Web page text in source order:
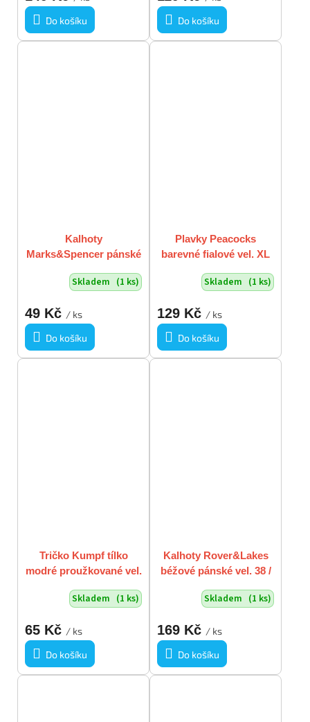
Do košíku
Do košíku
Kalhoty
Marks&Spencer pánské
Skladem (1 ks)
49 Kč / ks
Do košíku
Plavky Peacocks
barevné fialové vel. XL
Skladem (1 ks)
129 Kč / ks
Do košíku
Tričko Kumpf tílko
modré proužkované vel.
Skladem (1 ks)
65 Kč / ks
Do košíku
Kalhoty Rover&Lakes
béžové pánské vel. 38 /
Skladem (1 ks)
169 Kč / ks
Do košíku